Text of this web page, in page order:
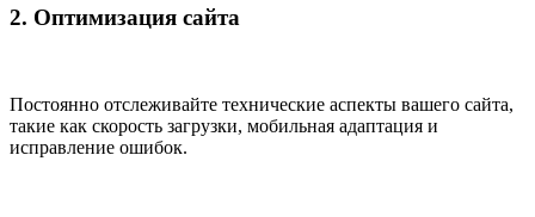
2. Оптимизация сайта
Постоянно отслеживайте технические аспекты вашего сайта,
такие как скорость загрузки, мобильная адаптация и
исправление ошибок.